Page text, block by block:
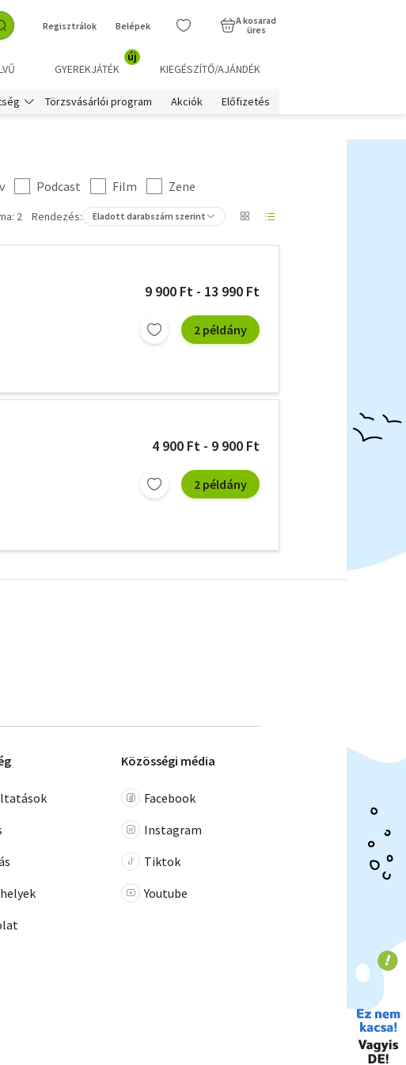
Regisztrálok Belépek
A kosarad
üres
GYEREKJÁTÉK
új
KIEGÉSZÍTŐ/AJÁNDÉK
Törzsvásárlói program Akciók Előfizetés
Podcast Film
Zene
2 Rendezés: Eladott darabszám szerint
9 900 Ft - 13 990 Ft
2 példány
4 900 Ft - 9 900 Ft
2 példány
Közösségi média
Facebook
Instagram
Tiktok
Youtube